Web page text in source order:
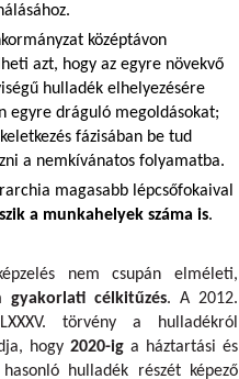
középtávon
azt, hogy az egyre növekvő
hulladék elhelyezésére
egyre dráguló megoldásokat;
fázisában be tud
a nemkívánatos folyamatba.
magasabb lépcsőfokaival
a munkahelyek száma is.
nem csupán elméleti,
gyakorlati célkitűzés. A 2012.
törvény a hulladékról
hogy 2020-ig a háztartási és
hulladék részét képező